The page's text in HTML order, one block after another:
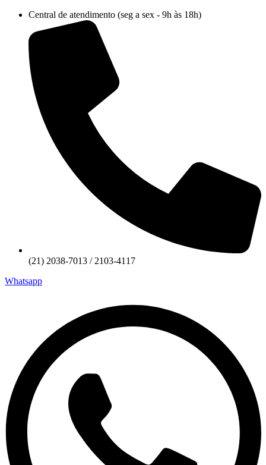
conteúdo
Central de atendimento (seg a sex - 9h às 18h)
(21) 2038-7013 / 2103-4117
Whatsapp